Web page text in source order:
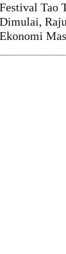
Festival Tao
Dimulai,
Ekonomi